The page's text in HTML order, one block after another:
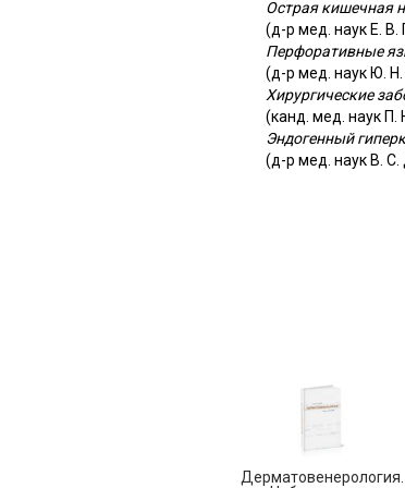
Острая кишечная
(д-р мед. наук Е. В.
Перфоративные
(д-р мед. наук Ю.
Хирургические
(канд. мед. наук
Эндогенный
(д-р мед. наук В.
Дерматовенерология.